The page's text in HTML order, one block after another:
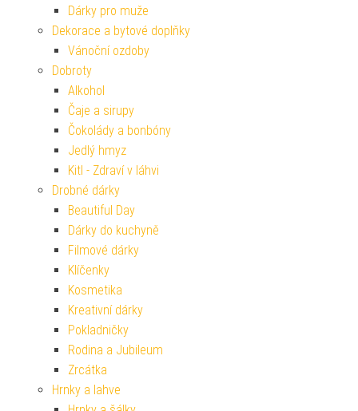
Dárky pro muže
Dekorace a bytové doplňky
Vánoční ozdoby
Dobroty
Alkohol
Čaje a sirupy
Čokolády a bonbóny
Jedlý hmyz
Kitl - Zdraví v láhvi
Drobné dárky
Beautiful Day
Dárky do kuchyně
Filmové dárky
Klíčenky
Kosmetika
Kreativní dárky
Pokladničky
Rodina a Jubileum
Zrcátka
Hrnky a lahve